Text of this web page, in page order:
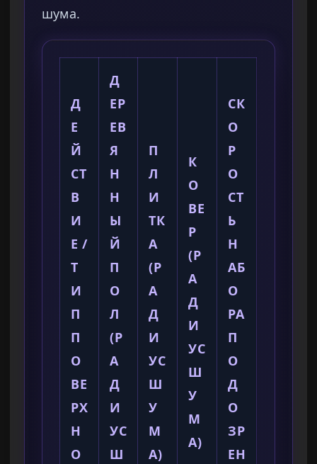
шума.
Д
Е
Й
СТ
В
И
Е /
Т
И
П
П
О
ВЕ
РХ
Н
О
Д
ЕР
ЕВ
Я
Н
Н
Ы
Й
П
О
Л
(Р
А
Д
И
УС
Ш
П
Л
И
ТК
А
(Р
А
Д
И
УС
Ш
У
М
А)
К
О
ВЕ
Р
(Р
А
Д
И
УС
Ш
У
М
А)
СК
О
Р
О
СТ
Ь
Н
АБ
О
РА
П
О
Д
О
ЗР
ЕН